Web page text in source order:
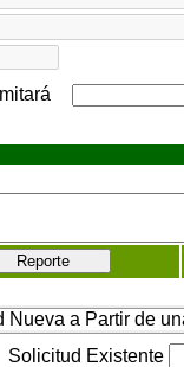
Nueva a Partir de
Solicitud Existente